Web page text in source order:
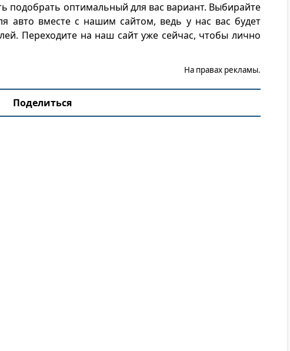
подобрать оптимальный для вас вариант. Выбирайте
авто вместе с нашим сайтом, ведь у нас вас будет
Переходите на наш сайт уже сейчас, чтобы лично
На правах рекламы.
Поделиться